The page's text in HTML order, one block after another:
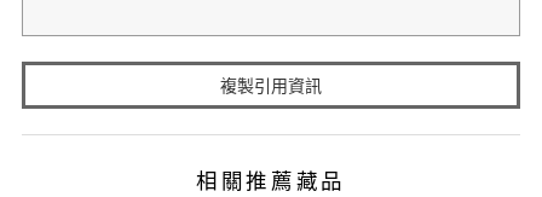
複製引用資訊
相關推薦藏品